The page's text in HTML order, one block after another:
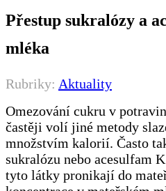
Přestup sukralózy a
mléka
Rubriky: Aktuality
Omezování cukru v
častěji volí jiné metody
množstvím kalorií. Často
sukralózu nebo acesulfam
tyto látky pronikají do